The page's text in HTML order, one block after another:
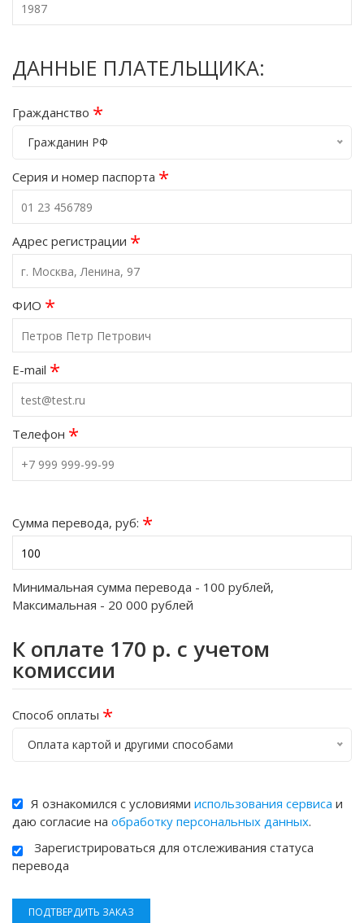
ДАННЫЕ ПЛАТЕЛЬЩИКА:
Гражданство *
Гражданин РФ
Серия и номер паспорта *
Адрес регистрации *
ФИО *
E-mail *
Телефон *
Сумма перевода, руб: *
Минимальная сумма перевода - 100 рублей,
Максимальная - 20 000 рублей
К оплате 170 р. с учетом
комиссии
Способ оплаты *
Оплата картой и другими способами
Я ознакомился с условиями использования сервиса и
даю согласие на обработку персональных данных.
Зарегистрироваться для отслеживания статуса
перевода
ПОДТВЕРДИТЬ ЗАКАЗ